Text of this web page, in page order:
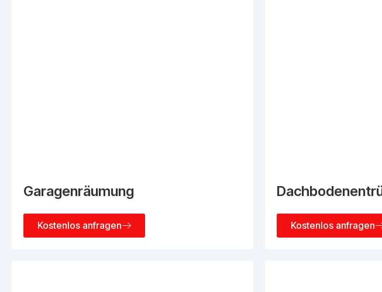
Garagenräumung
Kostenlos anfragen Kostenlos anfragen